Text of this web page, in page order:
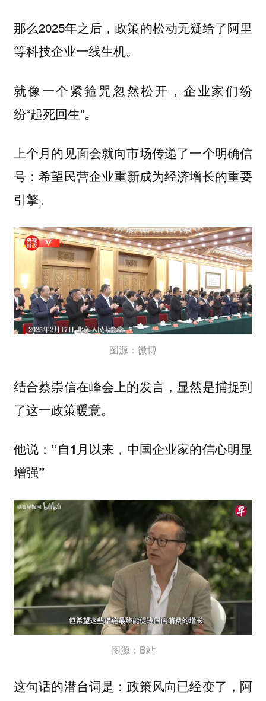
那么2025年之后，政策的松动无疑给了阿里
等科技企业一线生机。
就像一个紧箍咒忽然松开，企业家们纷
纷“起死回生”。
上个月的见面会就向市场传递了一个明确信
号：希望民营企业重新成为经济增长的重要
引擎。
图源：微博
结合蔡崇信在峰会上的发言，显然是捕捉到
了这一政策暖意。
他说： “自1月以来，中国企业家的信心明显
增强”
图源：B站
这句话的潜台词是： 政策风向已经变了，阿